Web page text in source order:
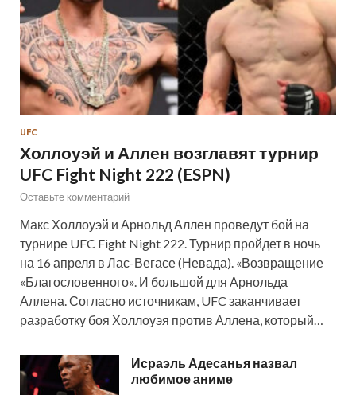
UFC
Холлоуэй и Аллен возглавят турнир
UFC Fight Night 222 (ESPN)
Оставьте комментарий
Макс Холлоуэй и Арнольд Аллен проведут бой на
турнире UFC Fight Night 222. Турнир пройдет в ночь
на 16 апреля в Лас-Вегасе (Невада). «Возвращение
«Благословенного». И большой для Арнольда
Аллена. Согласно источникам, UFC заканчивает
разработку боя Холлоуэя против Аллена, который…
Исраэль Адесанья назвал
любимое аниме